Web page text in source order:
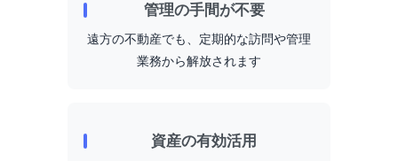
管理の手間が不要
遠方の不動産でも、定期的な訪問や管理
業務から解放されます
資産の有効活用